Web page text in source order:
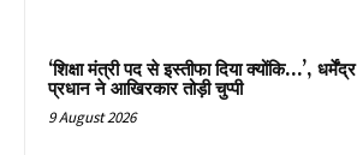
‘शिक्षा मंत्री पद से इस्तीफा दिया क्योंकि…’, धर्मेंद्र
प्रधान ने आखिरकार तोड़ी चुप्पी
9 August 2026